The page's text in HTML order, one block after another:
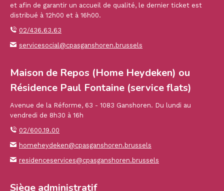
et afin de garantir un accueil de qualité, le dernier ticket est
distribué à 12h00 et à 16h00.
02/436.63.63
servicesocial@cpasganshoren.brussels
Maison de Repos (Home Heydeken) ou
Résidence Paul Fontaine (service flats)
Avenue de la Réforme, 63 - 1083 Ganshoren. Du lundi au
vendredi de 8h30 à 16h
02/600.19.00
homeheydeken@cpasganshoren.brussels
residenceservices@cpasganshoren.brussels
Siège administratif